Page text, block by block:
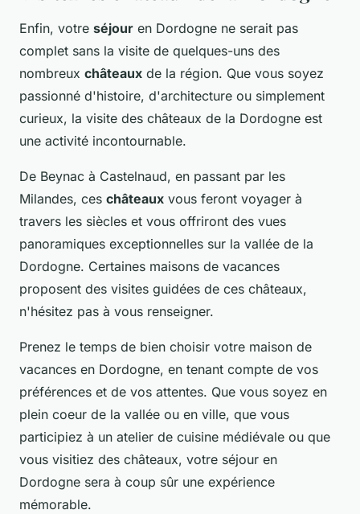
Enfin, votre séjour en Dordogne ne serait pas
complet sans la visite de quelques-uns des
nombreux châteaux de la région. Que vous soyez
passionné d'histoire, d'architecture ou simplement
curieux, la visite des châteaux de la Dordogne est
une activité incontournable.
De Beynac à Castelnaud, en passant par les
Milandes, ces châteaux vous feront voyager à
travers les siècles et vous offriront des vues
panoramiques exceptionnelles sur la vallée de la
Dordogne. Certaines maisons de vacances
proposent des visites guidées de ces châteaux,
n'hésitez pas à vous renseigner.
Prenez le temps de bien choisir votre maison de
vacances en Dordogne, en tenant compte de vos
préférences et de vos attentes. Que vous soyez en
plein coeur de la vallée ou en ville, que vous
participiez à un atelier de cuisine médiévale ou que
vous visitiez des châteaux, votre séjour en
Dordogne sera à coup sûr une expérience
mémorable.